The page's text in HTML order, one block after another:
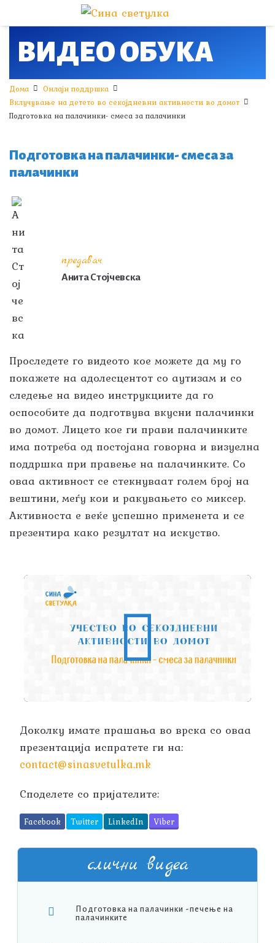
ВИДЕО ОБУКА
Дома
Онлајн поддршка
Вклучување на детето во секојдневни активности во домот
Подготовка на палачинки- смеса за палачинки
Подготовка на палачинки- смеса за
палачинки
предавач
Анита Стојчевска
Проследете го видеото кое можете да му го
покажете на адолесцентот со аутизам и со
следење на видео инструкциите да го
оспособите да подготвува вкусни палачинки
во домот. Лицето кое ги прави палачинките
има потреба од постојана говорна и визуелна
поддршка при правење на палачинките. Со
оваа активност се стекнуваат голем број на
вештини, меѓу кои и ракувањето со миксер.
Активноста е веќе успешно применета и се
презентира како резултат на искуство.
Доколку имате прашања во врска со оваа
презентација испратете ги на:
contact@sinasvetulka.mk
Споделете со пријателите:
Facebook Twitter LinkedIn Viber
слични видеа
Подготовка на палачинки -печење на
палачинките